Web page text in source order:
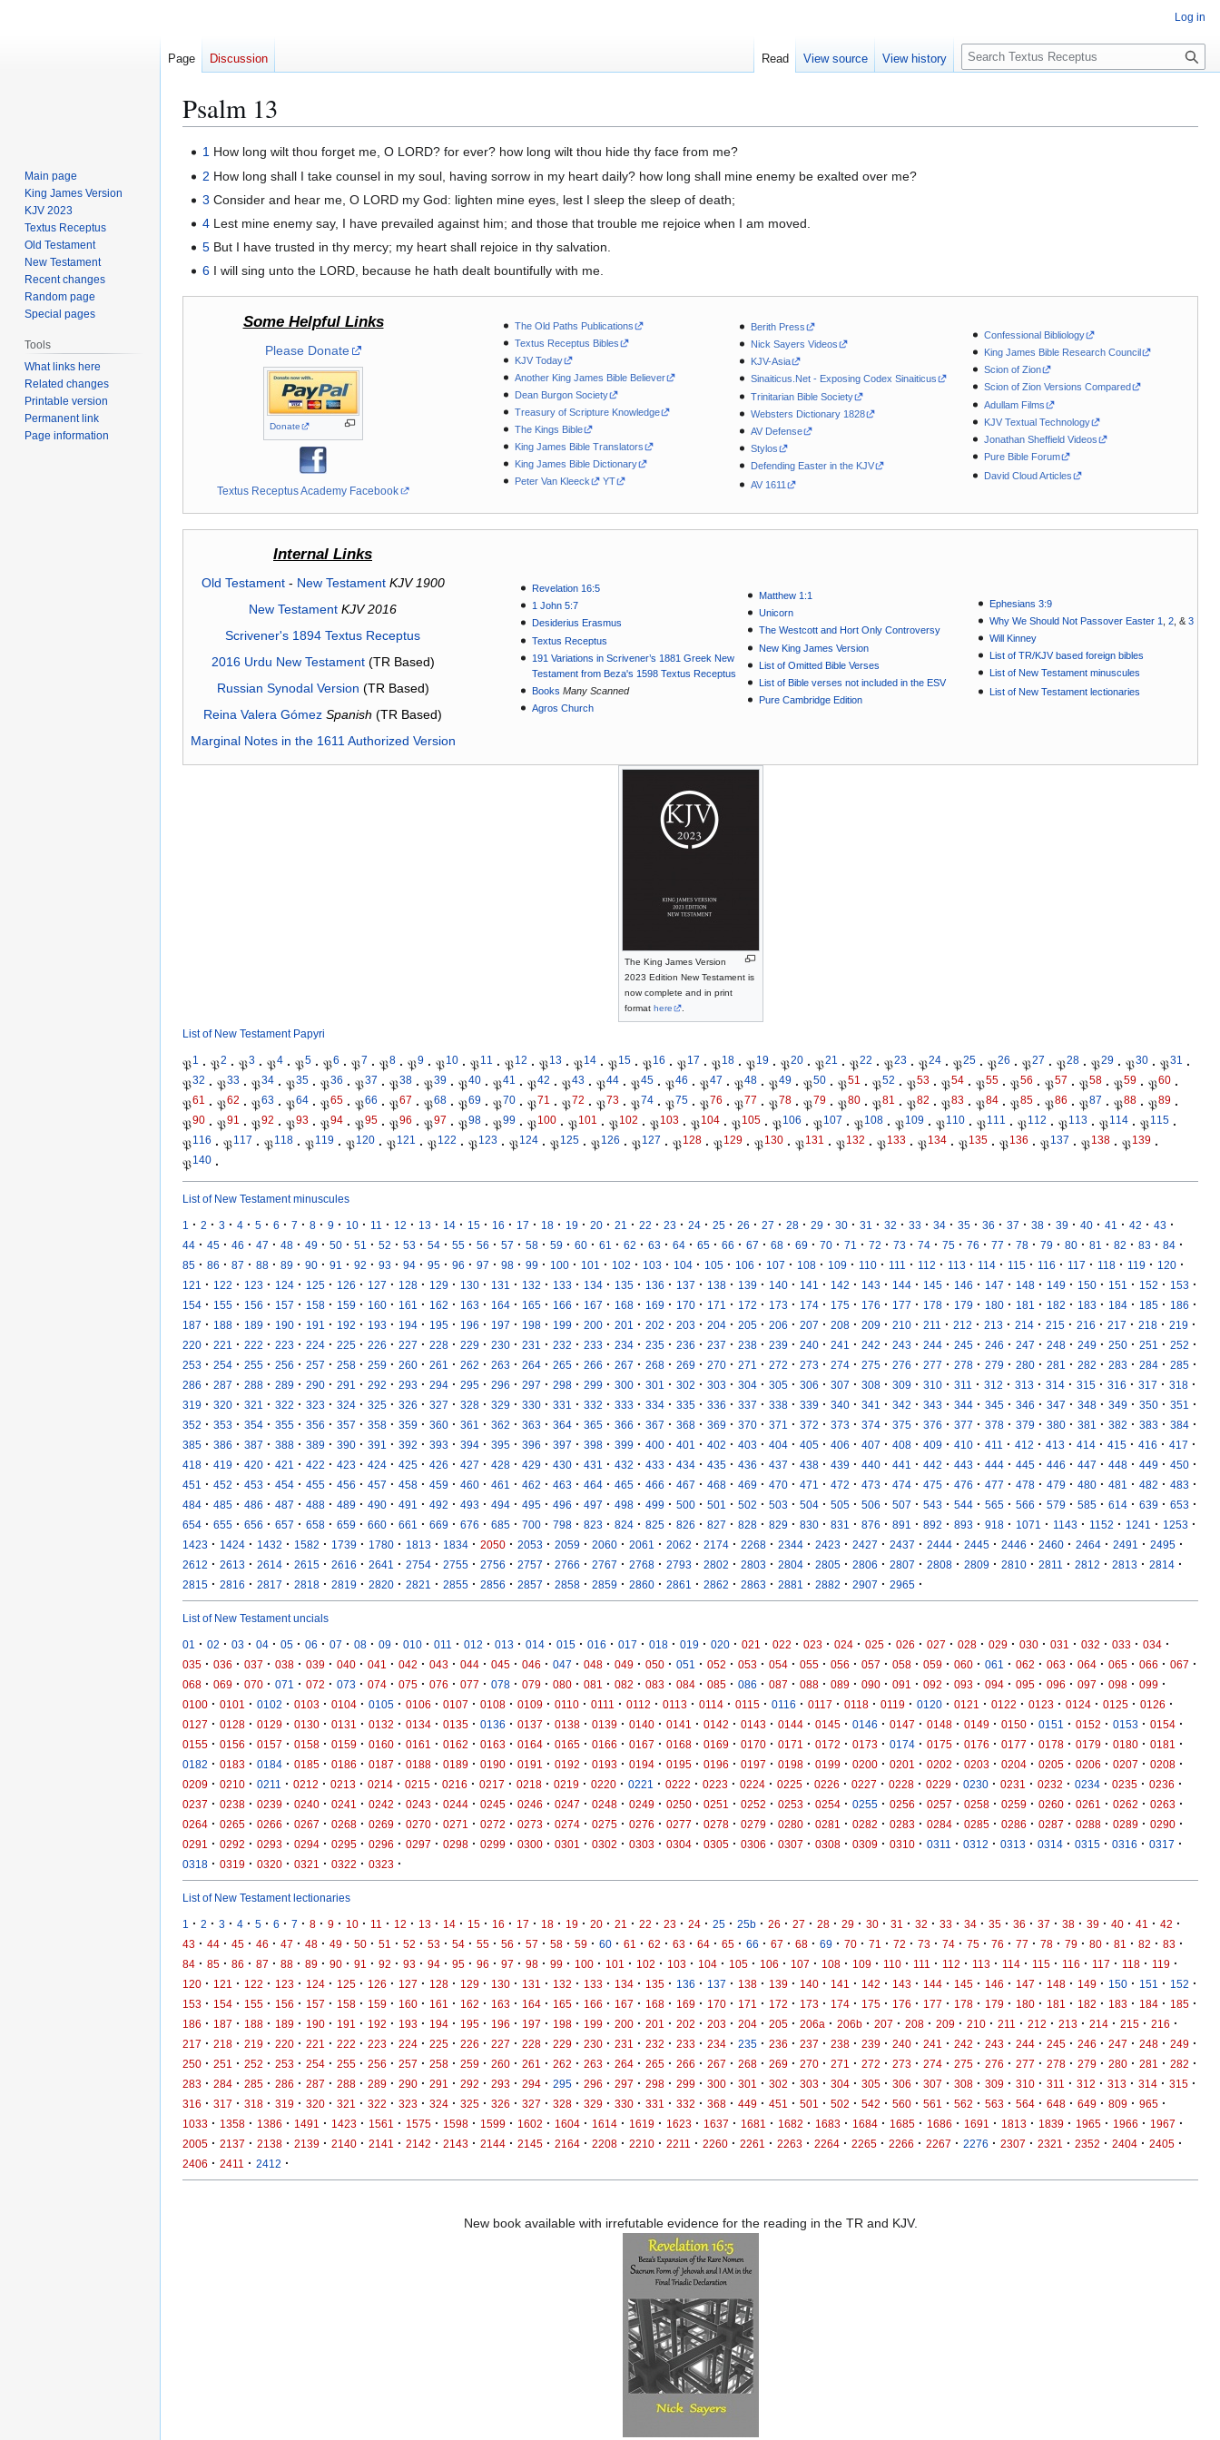
Psalm 13
Jump
Jump1 How long wilt thou forget me, O LORD? for ever? how long wilt thou hide thy face from me?
2 How long shall I take counsel in my soul, having sorrow in my heart daily? how long shall mine enemy be exalted over me?
3 Consider and hear me, O LORD my God: lighten mine eyes, lest I sleep the sleep of death;
4 Lest mine enemy say, I have prevailed against him; and those that trouble me rejoice when I am moved.
5 But I have trusted in thy mercy; my heart shall rejoice in thy salvation.
6 I will sing unto the LORD, because he hath dealt bountifully with me.
Some Helpful Links
Please Donate
Donate
Textus Receptus Academy Facebook
The Old Paths Publications
Textus Receptus Bibles
KJV Today
Another King James Bible Believer
Dean Burgon Society
Treasury of Scripture Knowledge
The Kings Bible
King James Bible Translators
King James Bible Dictionary
Peter Van Kleeck
YT
Berith Press
Nick Sayers Videos
KJV-Asia
Sinaiticus.Net - Exposing Codex Sinaiticus
Trinitarian Bible Society
Websters Dictionary 1828
AV Defense
Stylos
Defending Easter in the KJV
AV 1611
Confessional Bibliology
King James Bible Research Council
Scion of Zion
Scion of Zion Versions Compared
Adullam Films
KJV Textual Technology
Jonathan Sheffield Videos
Pure Bible Forum
David Cloud Articles
Internal Links
Old Testament- New Testament KJV 1900
New Testament KJV 2016
Scrivener's 1894 Textus Receptus
2016 Urdu New Testament(TR Based)
Russian Synodal Version (TR Based)
Reina Valera Gómez Spanish (TR Based)
Marginal Notes in the 1611 Authorized Version
Revelation 16:5
1 John 5:7
Desiderius Erasmus
Textus Receptus
191 Variations in Scrivener’s 1881 Greek New
Testament from Beza's 1598 Textus Receptus
Books Many Scanned
Agros Church
Matthew 1:1
Unicorn
The Westcott and Hort Only Controversy
New King James Version
List of Omitted Bible Verses
List of Bible verses not included in the ESV
Pure Cambridge Edition
Ephesians 3:9
Why We Should Not Passover Easter 1
,2 , &3
Will Kinney
List of TR/KJV based foreign bibles
List of New Testament minuscules
List of New Testament lectionaries
The King James Version
2023 Edition New Testament is
now complete and in print
format here .
List of New Testament Papyri
𝔓1 · 𝔓2 · 𝔓3 · 𝔓4 · 𝔓5 · 𝔓6 · 𝔓7 · 𝔓8 · 𝔓9 · 𝔓10 · 𝔓11 · 𝔓12 · 𝔓13 · 𝔓14 · 𝔓15 · 𝔓16 · 𝔓17 · 𝔓18 · 𝔓19 · 𝔓20 · 𝔓21 · 𝔓22 · 𝔓23 · 𝔓24 · 𝔓25 · 𝔓26 · 𝔓27 · 𝔓28 · 𝔓29 · 𝔓30 · 𝔓31
·
𝔓32 · 𝔓33 · 𝔓34 · 𝔓35 · 𝔓36 · 𝔓37 · 𝔓38 · 𝔓39 · 𝔓40 · 𝔓41 · 𝔓42 · 𝔓43 · 𝔓44 · 𝔓45 · 𝔓46 · 𝔓47 · 𝔓48 · 𝔓49 · 𝔓50 · 𝔓51 · 𝔓52 · 𝔓53 · 𝔓54 · 𝔓55 · 𝔓56 · 𝔓57 · 𝔓58 · 𝔓59 · 𝔓60 ·
𝔓61 · 𝔓62 · 𝔓63 · 𝔓64 · 𝔓65 · 𝔓66 · 𝔓67 · 𝔓68 · 𝔓69 · 𝔓70 · 𝔓71 · 𝔓72 · 𝔓73 · 𝔓74 · 𝔓75 · 𝔓76 · 𝔓77 · 𝔓78 · 𝔓79 · 𝔓80 · 𝔓81 · 𝔓82 · 𝔓83 · 𝔓84 · 𝔓85 · 𝔓86 · 𝔓87 · 𝔓88 · 𝔓89 ·
𝔓90 · 𝔓91 · 𝔓92 · 𝔓93 · 𝔓94 · 𝔓95 · 𝔓96 · 𝔓97 · 𝔓98 · 𝔓99 · 𝔓100 · 𝔓101 · 𝔓102 · 𝔓103 · 𝔓104 · 𝔓105 · 𝔓106 · 𝔓107 · 𝔓108 · 𝔓109 · 𝔓110 · 𝔓111 · 𝔓112 · 𝔓113 · 𝔓114 · 𝔓115 ·
𝔓116 · 𝔓117 · 𝔓118 · 𝔓119 · 𝔓120 · 𝔓121 · 𝔓122 · 𝔓123 · 𝔓124 · 𝔓125 · 𝔓126 · 𝔓127 · 𝔓128 · 𝔓129 · 𝔓130 · 𝔓131 · 𝔓132 · 𝔓133 · 𝔓134 · 𝔓135 · 𝔓136 · 𝔓137 · 𝔓138 · 𝔓139 ·
𝔓140 ·
List of New Testament minuscules
1 · 2 · 3 · 4 · 5 · 6 · 7 · 8 · 9 · 10 · 11 · 12 · 13 · 14 · 15 · 16 · 17 · 18 · 19 · 20 · 21 · 22 · 23 · 24 · 25 · 26 · 27 · 28 · 29 · 30 · 31 · 32 · 33 · 34 · 35 · 36 · 37 · 38 · 39 · 40 · 41 · 42 · 43 ·
44 · 45 · 46 · 47 · 48 · 49 · 50 · 51 · 52 · 53 · 54 · 55 · 56 · 57 · 58 · 59 · 60 · 61 · 62 · 63 · 64 · 65 · 66 · 67 · 68 · 69 · 70 · 71 · 72 · 73 · 74 · 75 · 76 · 77 · 78 · 79 · 80 · 81 · 82 · 83 · 84 ·
85 · 86 · 87 · 88 · 89 · 90 · 91 · 92 · 93 · 94 · 95 · 96 · 97 · 98 · 99 · 100 · 101 · 102 · 103 · 104 · 105 · 106 · 107 · 108 · 109 · 110 · 111 · 112 · 113 · 114 · 115 · 116 · 117 · 118 · 119 · 120 ·
121 · 122 · 123 · 124 · 125 · 126 · 127 · 128 · 129 · 130 · 131 · 132 · 133 · 134 · 135 · 136 · 137 · 138 · 139 · 140 · 141 · 142 · 143 · 144 · 145 · 146 · 147 · 148 · 149 · 150 · 151 · 152 · 153 ·
154 · 155 · 156 · 157 · 158 · 159 · 160 · 161 · 162 · 163 · 164 · 165 · 166 · 167 · 168 · 169 · 170 · 171 · 172 · 173 · 174 · 175 · 176 · 177 · 178 · 179 · 180 · 181 · 182 · 183 · 184 · 185 · 186 ·
187 · 188 · 189 · 190 · 191 · 192 · 193 · 194 · 195 · 196 · 197 · 198 · 199 · 200 · 201 · 202 · 203 · 204 · 205 · 206 · 207 · 208 · 209 · 210 · 211 · 212 · 213 · 214 · 215 · 216 · 217 · 218 · 219 ·
220 · 221 · 222 · 223 · 224 · 225 · 226 · 227 · 228 · 229 · 230 · 231 · 232 · 233 · 234 · 235 · 236 · 237 · 238 · 239 · 240 · 241 · 242 · 243 · 244 · 245 · 246 · 247 · 248 · 249 · 250 · 251 · 252 ·
253 · 254 · 255 · 256 · 257 · 258 · 259 · 260 · 261 · 262 · 263 · 264 · 265 · 266 · 267 · 268 · 269 · 270 · 271 · 272 · 273 · 274 · 275 · 276 · 277 · 278 · 279 · 280 · 281 · 282 · 283 · 284 · 285 ·
286 · 287 · 288 · 289 · 290 · 291 · 292 · 293 · 294 · 295 · 296 · 297 · 298 · 299 · 300 · 301 · 302 · 303 · 304 · 305 · 306 · 307 · 308 · 309 · 310 · 311 · 312 · 313 · 314 · 315 · 316 · 317 · 318 ·
319 · 320 · 321 · 322 · 323 · 324 · 325 · 326 · 327 · 328 · 329 · 330 · 331 · 332 · 333 · 334 · 335 · 336 · 337 · 338 · 339 · 340 · 341 · 342 · 343 · 344 · 345 · 346 · 347 · 348 · 349 · 350 · 351 ·
352 · 353 · 354 · 355 · 356 · 357 · 358 · 359 · 360 · 361 · 362 · 363 · 364 · 365 · 366 · 367 · 368 · 369 · 370 · 371 · 372 · 373 · 374 · 375 · 376 · 377 · 378 · 379 · 380 · 381 · 382 · 383 · 384 ·
385 · 386 · 387 · 388 · 389 · 390 · 391 · 392 · 393 · 394 · 395 · 396 · 397 · 398 · 399 · 400 · 401 · 402 · 403 · 404 · 405 · 406 · 407 · 408 · 409 · 410 · 411 · 412 · 413 · 414 · 415 · 416 · 417 ·
418 · 419 · 420 · 421 · 422 · 423 · 424 · 425 · 426 · 427 · 428 · 429 · 430 · 431 · 432 · 433 · 434 · 435 · 436 · 437 · 438 · 439 · 440 · 441 · 442 · 443 · 444 · 445 · 446 · 447 · 448 · 449 · 450 ·
451 · 452 · 453 · 454 · 455 · 456 · 457 · 458 · 459 · 460 · 461 · 462 · 463 · 464 · 465 · 466 · 467 · 468 · 469 · 470 · 471 · 472 · 473 · 474 · 475 · 476 · 477 · 478 · 479 · 480 · 481 · 482 · 483 ·
484 · 485 · 486 · 487 · 488 · 489 · 490 · 491 · 492 · 493 · 494 · 495 · 496 · 497 · 498 · 499 · 500 · 501 · 502 · 503 · 504 · 505 · 506 · 507 · 543 · 544 · 565 · 566 · 579 · 585 · 614 · 639 · 653 ·
654 · 655 · 656 · 657 · 658 · 659 · 660 · 661 · 669 · 676 · 685 · 700 · 798 · 823 · 824 · 825 · 826 · 827 · 828 · 829 · 830 · 831 · 876 · 891 · 892 · 893 · 918 · 1071 · 1143 · 1152 · 1241 · 1253 ·
1423 · 1424 · 1432 · 1582 · 1739 · 1780 · 1813 · 1834 · 2050 · 2053 · 2059 · 2060 · 2061 · 2062 · 2174 · 2268 · 2344 · 2423 · 2427 · 2437 · 2444 · 2445 · 2446 · 2460 · 2464 · 2491 · 2495 ·
2612 · 2613 · 2614 · 2615 · 2616 · 2641 · 2754 · 2755 · 2756 · 2757 · 2766 · 2767 · 2768 · 2793 · 2802 · 2803 · 2804 · 2805 · 2806 · 2807 · 2808 · 2809 · 2810 · 2811 · 2812 · 2813 · 2814 ·
2815 · 2816 · 2817 · 2818 · 2819 · 2820 · 2821 · 2855 · 2856 · 2857 · 2858 · 2859 · 2860 · 2861 · 2862 · 2863 · 2881 · 2882 · 2907 · 2965 ·
List of New Testament uncials
01 · 02 · 03 · 04 · 05 · 06 · 07 · 08 · 09 · 010 · 011 · 012 · 013 · 014 · 015 · 016 · 017 · 018 · 019 · 020 · 021 · 022 · 023 · 024 · 025 · 026 · 027 · 028 · 029 · 030 · 031 · 032 · 033 · 034 ·
035 · 036 · 037 · 038 · 039 · 040 · 041 · 042 · 043 · 044 · 045 · 046 · 047 · 048 · 049 · 050 · 051 · 052 · 053 · 054 · 055 · 056 · 057 · 058 · 059 · 060 · 061 · 062 · 063 · 064 · 065 · 066 · 067 ·
068 · 069 · 070 · 071 · 072 · 073 · 074 · 075 · 076 · 077 · 078 · 079 · 080 · 081 · 082 · 083 · 084 · 085 · 086 · 087 · 088 · 089 · 090 · 091 · 092 · 093 · 094 · 095 · 096 · 097 · 098 · 099 ·
0100 · 0101 · 0102 · 0103 · 0104 · 0105 · 0106 · 0107 · 0108 · 0109 · 0110 · 0111 · 0112 · 0113 · 0114 · 0115 · 0116 · 0117 · 0118 · 0119 · 0120 · 0121 · 0122 · 0123 · 0124 · 0125 · 0126 ·
0127 · 0128 · 0129 · 0130 · 0131 · 0132 · 0134 · 0135 · 0136 · 0137 · 0138 · 0139 · 0140 · 0141 · 0142 · 0143 · 0144 · 0145 · 0146 · 0147 · 0148 · 0149 · 0150 · 0151 · 0152 · 0153 · 0154 ·
0155 · 0156 · 0157 · 0158 · 0159 · 0160 · 0161 · 0162 · 0163 · 0164 · 0165 · 0166 · 0167 · 0168 · 0169 · 0170 · 0171 · 0172 · 0173 · 0174 · 0175 · 0176 · 0177 · 0178 · 0179 · 0180 · 0181 ·
0182 · 0183 · 0184 · 0185 · 0186 · 0187 · 0188 · 0189 · 0190 · 0191 · 0192 · 0193 · 0194 · 0195 · 0196 · 0197 · 0198 · 0199 · 0200 · 0201 · 0202 · 0203 · 0204 · 0205 · 0206 · 0207 · 0208 ·
0209 · 0210 · 0211 · 0212 · 0213 · 0214 · 0215 · 0216 · 0217 · 0218 · 0219 · 0220 · 0221 · 0222 · 0223 · 0224 · 0225 · 0226 · 0227 · 0228 · 0229 · 0230 · 0231 · 0232 · 0234 · 0235 · 0236 ·
0237 · 0238 · 0239 · 0240 · 0241 · 0242 · 0243 · 0244 · 0245 · 0246 · 0247 · 0248 · 0249 · 0250 · 0251 · 0252 · 0253 · 0254 · 0255 · 0256 · 0257 · 0258 · 0259 · 0260 · 0261 · 0262 · 0263 ·
0264 · 0265 · 0266 · 0267 · 0268 · 0269 · 0270 · 0271 · 0272 · 0273 · 0274 · 0275 · 0276 · 0277 · 0278 · 0279 · 0280 · 0281 · 0282 · 0283 · 0284 · 0285 · 0286 · 0287 · 0288 · 0289 · 0290 ·
0291 · 0292 · 0293 · 0294 · 0295 · 0296 · 0297 · 0298 · 0299 · 0300 · 0301 · 0302 · 0303 · 0304 · 0305 · 0306 · 0307 · 0308 · 0309 · 0310 · 0311 · 0312 · 0313 · 0314 · 0315 · 0316 · 0317 ·
0318 · 0319 · 0320 · 0321 · 0322 · 0323 ·
List of New Testament lectionaries
1 · 2 · 3 · 4 · 5 · 6 · 7 · 8 · 9 · 10 · 11 · 12 · 13 · 14 · 15 · 16 · 17 · 18 · 19 · 20 · 21 · 22 · 23 · 24 · 25 · 25b · 26 · 27 · 28 · 29 · 30 · 31 · 32 · 33 · 34 · 35 · 36 · 37 · 38 · 39 · 40 · 41 · 42 ·
43 · 44 · 45 · 46 · 47 · 48 · 49 · 50 · 51 · 52 · 53 · 54 · 55 · 56 · 57 · 58 · 59 · 60 · 61 · 62 · 63 · 64 · 65 · 66 · 67 · 68 · 69 · 70 · 71 · 72 · 73 · 74 · 75 · 76 · 77 · 78 · 79 · 80 · 81 · 82 · 83 ·
84 · 85 · 86 · 87 · 88 · 89 · 90 · 91 · 92 · 93 · 94 · 95 · 96 · 97 · 98 · 99 · 100 · 101 · 102 · 103 · 104 · 105 · 106 · 107 · 108 · 109 · 110 · 111 · 112 · 113 · 114 · 115 · 116 · 117 · 118 · 119 ·
120 · 121 · 122 · 123 · 124 · 125 · 126 · 127 · 128 · 129 · 130 · 131 · 132 · 133 · 134 · 135 · 136 · 137 · 138 · 139 · 140 · 141 · 142 · 143 · 144 · 145 · 146 · 147 · 148 · 149 · 150 · 151 · 152 ·
153 · 154 · 155 · 156 · 157 · 158 · 159 · 160 · 161 · 162 · 163 · 164 · 165 · 166 · 167 · 168 · 169 · 170 · 171 · 172 · 173 · 174 · 175 · 176 · 177 · 178 · 179 · 180 · 181 · 182 · 183 · 184 · 185 ·
186 · 187 · 188 · 189 · 190 · 191 · 192 · 193 · 194 · 195 · 196 · 197 · 198 · 199 · 200 · 201 · 202 · 203 · 204 · 205 · 206a · 206b · 207 · 208 · 209 · 210 · 211 · 212 · 213 · 214 · 215 · 216 ·
217 · 218 · 219 · 220 · 221 · 222 · 223 · 224 · 225 · 226 · 227 · 228 · 229 · 230 · 231 · 232 · 233 · 234 · 235 · 236 · 237 · 238 · 239 · 240 · 241 · 242 · 243 · 244 · 245 · 246 · 247 · 248 · 249 ·
250 · 251 · 252 · 253 · 254 · 255 · 256 · 257 · 258 · 259 · 260 · 261 · 262 · 263 · 264 · 265 · 266 · 267 · 268 · 269 · 270 · 271 · 272 · 273 · 274 · 275 · 276 · 277 · 278 · 279 · 280 · 281 · 282 ·
283 · 284 · 285 · 286 · 287 · 288 · 289 · 290 · 291 · 292 · 293 · 294 · 295 · 296 · 297 · 298 · 299 · 300 · 301 · 302 · 303 · 304 · 305 · 306 · 307 · 308 · 309 · 310 · 311 · 312 · 313 · 314 · 315 ·
316 · 317 · 318 · 319 · 320 · 321 · 322 · 323 · 324 · 325 · 326 · 327 · 328 · 329 · 330 · 331 · 332 · 368 · 449 · 451 · 501 · 502 · 542 · 560 · 561 · 562 · 563 · 564 · 648 · 649 · 809 · 965 ·
1033 · 1358 · 1386 · 1491 · 1423 · 1561 · 1575 · 1598 · 1599 · 1602 · 1604 · 1614 · 1619 · 1623 · 1637 · 1681 · 1682 · 1683 · 1684 · 1685 · 1686 · 1691 · 1813 · 1839 · 1965 · 1966 · 1967 ·
2005 · 2137 · 2138 · 2139 · 2140 · 2141 · 2142 · 2143 · 2144 · 2145 · 2164 · 2208 · 2210 · 2211 · 2260 · 2261 · 2263 · 2264 · 2265 · 2266 · 2267 · 2276 · 2307 · 2321 · 2352 · 2404 · 2405 ·
2406 · 2411 · 2412 ·
New book available with irrefutable evidence for the reading in the TR and KJV.
Log in
Page Discussion Read View source View history
S
e
c
Main page
King James Version
KJV 2023
Textus Receptus
Old Testament
New Testament
Recent changes
Random page
Special pages
Tools
What links here
Related changes
Printable version
Permanent link
Page information